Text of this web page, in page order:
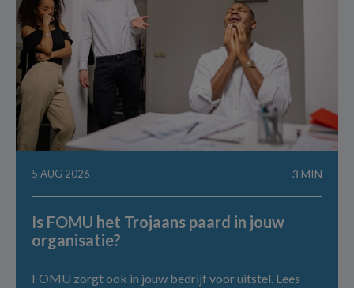
5 AUG 2026 3 MIN
Is FOMU het Trojaans paard in jouw
organisatie?
FOMU zorgt ook in jouw bedrijf voor uitstel. Lees